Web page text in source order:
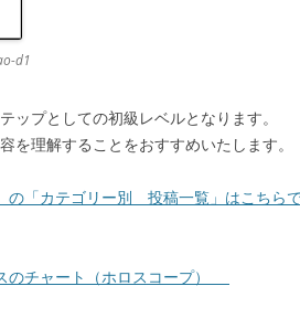
d1
プとしての初級レベルとなります。
を理解することをおすすめいたします。
の「カテゴリー別 投稿一覧」はこちら
のチャート（ホロスコープ）